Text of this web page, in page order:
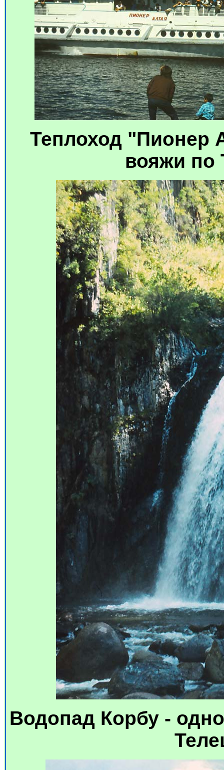
Теплоход "Пионер
вояжи по
Водопад Корбу -